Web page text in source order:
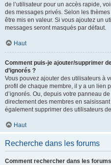
de l’utilisateur pour un accès rapide,
des messages privés. Selon les
être mis en valeur. Si vous ajoutez un
messages seront masqués par défaut.
Haut
Comment puis-je ajouter/supprimer
d’ignorés ?
Vous pouvez ajouter des utilisateurs à
profil de chaque membre, il y a un lien
d’ignorés. Ou, depuis votre panneau
directement des membres en
également supprimer des utilisateurs
Haut
Recherche dans les forums
Comment rechercher dans les